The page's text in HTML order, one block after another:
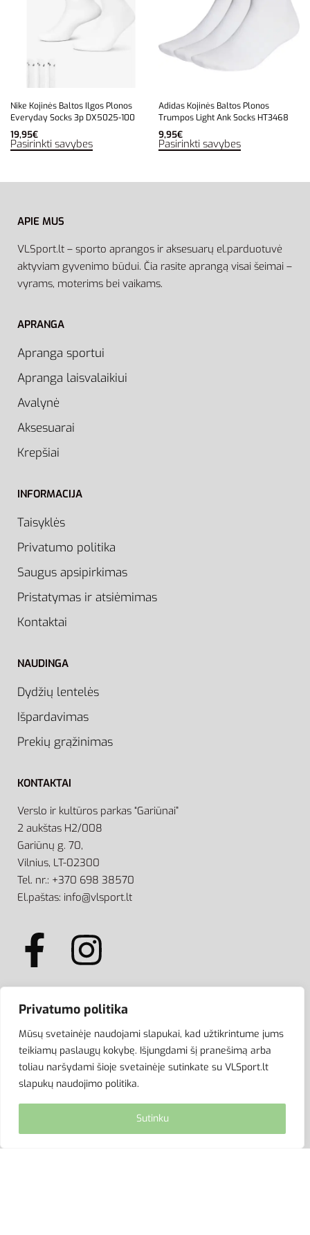
Privatumo politika
Mūsų svetainėje naudojami slapukai, kad užtikrintume jums
teikiamų paslaugų kokybę. Išjungdami šį pranešimą arba
toliau naršydami šioje svetainėje sutinkate su VLSport.lt
slapukų naudojimo politika.
Sutinku
Nike Kojinės Baltos Ilgos Plonos
Everyday Socks 3p DX5025-100
19,95€
Pasirinkti savybes
Adidas Kojinės Baltos Plonos
Trumpos Light Ank Socks HT3468
9,95€
Pasirinkti savybes
APIE MUS
VLSport.lt – sporto aprangos ir aksesuarų el.parduotuvė
aktyviam gyvenimo būdui. Čia rasite aprangą visai šeimai –
vyrams, moterims bei vaikams.
APRANGA
Apranga sportui
Apranga laisvalaikiui
Avalynė
Aksesuarai
Krepšiai
INFORMACIJA
Taisyklės
Privatumo politika
Saugus apsipirkimas
Pristatymas ir atsiėmimas
Kontaktai
NAUDINGA
Dydžių lentelės
Išpardavimas
Prekių grąžinimas
KONTAKTAI
Verslo ir kultūros parkas “Gariūnai”
2 aukštas H2/008
Gariūnų g. 70,
Vilnius, LT-02300
Tel. nr.: +370 698 38570
El.paštas: info@vlsport.lt
ATSISKAITYMAS